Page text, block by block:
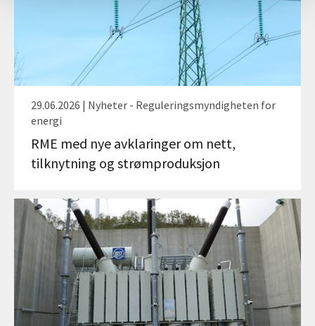
29.06.2026 | Nyheter - Reguleringsmyndigheten for
energi
RME med nye avklaringer om nett,
tilknytning og strømproduksjon